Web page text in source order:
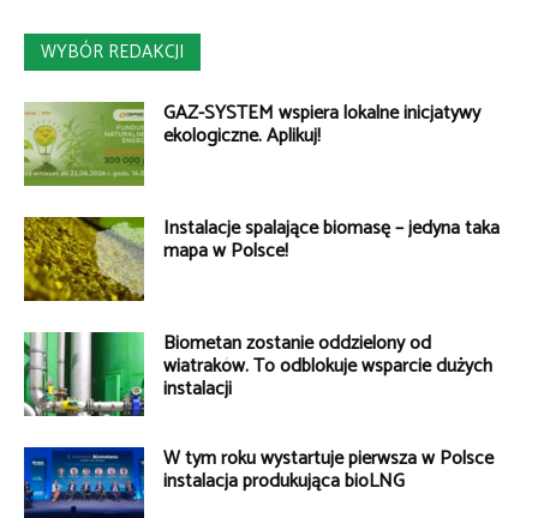
WYBÓR REDAKCJI
GAZ-SYSTEM wspiera lokalne inicjatywy
ekologiczne. Aplikuj!
Instalacje spalające biomasę – jedyna taka
mapa w Polsce!
Biometan zostanie oddzielony od
wiatraków. To odblokuje wsparcie dużych
instalacji
W tym roku wystartuje pierwsza w Polsce
instalacja produkująca bioLNG